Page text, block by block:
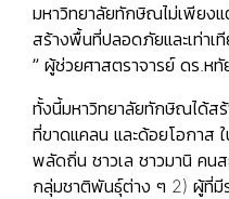
มหาวิทยาลัยทักษิณไม่เพียง
สร้างพื้นที่ปลอดภัยและเท่าเ
” ผู้ช่วยศาสตราจารย์ ดร.หทั
ทั้งนี้มหาวิทยาลัยทักษิณได้ส
ที่ขาดแคลน และด้อยโอกาส
พลัดถิ่น ชาวเล ชาวมานิ คน
กลุ่มชาติพันธุ์ต่าง ๆ 2) ผู้ที่มี